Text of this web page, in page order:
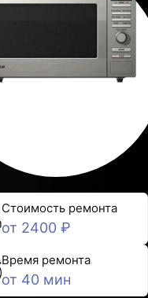
Стоимость ремонта
от 2400 ₽
Время ремонта
от 40 мин